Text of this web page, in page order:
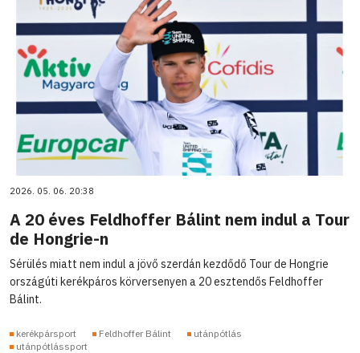
2026. 05. 06. 20:38
A 20 éves Feldhoffer Bálint nem indul a Tour
de Hongrie-n
Sérülés miatt nem indul a jövő szerdán kezdődő Tour de Hongrie
országúti kerékpáros körversenyen a 20 esztendős Feldhoffer
Bálint.
kerékpársport Feldhoffer Bálint
utánpótlás
utánpótlássport